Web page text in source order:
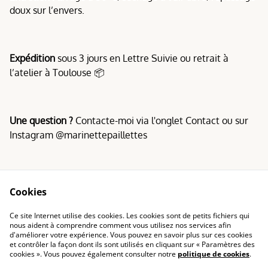
doux sur l’envers.
Expédition sous 3 jours en Lettre Suivie ou retrait à
l’atelier à Toulouse 📦
Une question ? Contacte-moi via l'onglet Contact ou sur
Instagram @marinettepaillettes
Conditions
Politique de
confidentialité
Politique de cookies
Cookies
Ce site Internet utilise des cookies. Les cookies sont de petits fichiers qui
nous aident à comprendre comment vous utilisez nos services afin
d'améliorer votre expérience. Vous pouvez en savoir plus sur ces cookies
et contrôler la façon dont ils sont utilisés en cliquant sur « Paramètres des
cookies ». Vous pouvez également consulter notre politique de cookies.